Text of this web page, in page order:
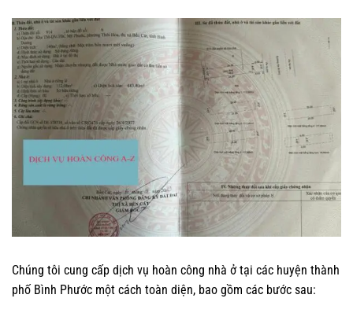
Chúng tôi cung cấp dịch vụ hoàn công nhà ở tại các huyện thành
phố Bình Phước một cách toàn diện, bao gồm các bước sau: